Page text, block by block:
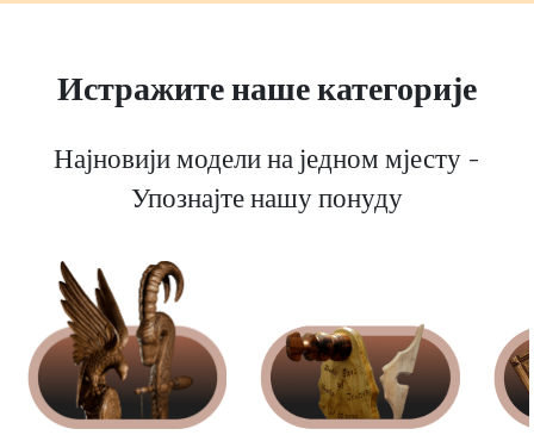
Истражите наше категорије
Најновији модели на једном мјесту -
Упознајте нашу понуду